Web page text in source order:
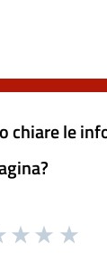
chiare le